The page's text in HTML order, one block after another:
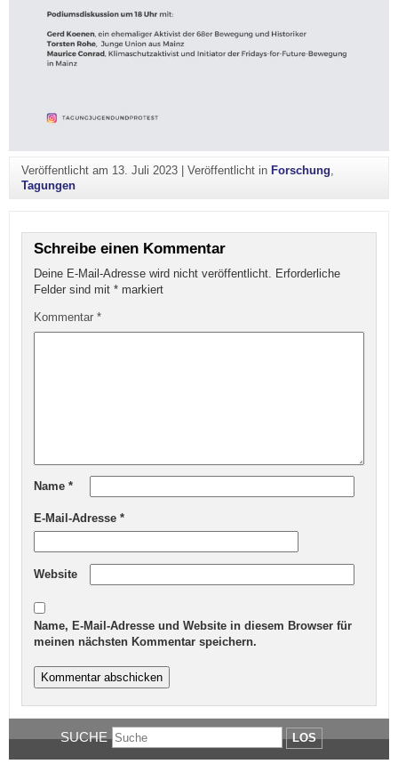
Veröffentlicht am 13. Juli 2023| Veröffentlicht in Forschung,
Tagungen
Schreibe einen Kommentar
Deine E-Mail-Adresse wird nicht veröffentlicht. Erforderliche
Felder sind mit *markiert
Kommentar *
Name *
E-Mail-Adresse *
Website
Name, E-Mail-Adresse und Website in diesem Browser für
meinen nächsten Kommentar speichern.
SUCHE LOS